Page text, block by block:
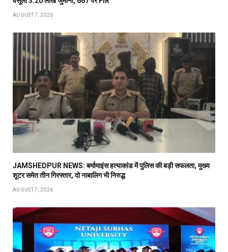
AUGUST 7, 2026
JAMSHEDPUR NEWS: बर्मामाइंस हत्याकांड में पुलिस की बड़ी सफलता, मुख्य
शूटर समेत तीन गिरफ्तार, दो नाबालिग भी निरुद्ध
AUGUST 7, 2026